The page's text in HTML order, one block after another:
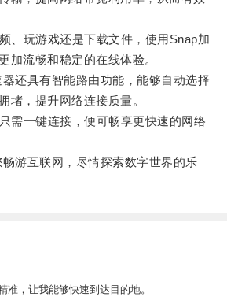
玩游戏还是下载文件，使用Snap加
加流畅和稳定的在线体验。
具有智能路由功能，能够自动选择
堵，提升网络连接质量。
一键连接，便可畅享更快速的网络
互联网，尽情探索数字世界的乐
准，让我能够快速到达目的地。